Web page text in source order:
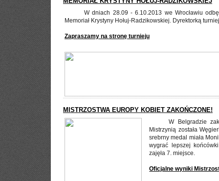
W dniach 28.09 - 6.10.2013 we Wrocławiu
Memoriał Krystyny Hołuj-Radzikowskiej. Dyrektorką
Zapraszamy na stronę turnieju
MISTRZOSTWA EUROPY KOBIET ZAKOŃCZONE!
W Belgradzie
Mistrzynią została
srebrny medal miała
wygrać lepszej
zajęła 7. miejsce.
Oficjalne wyniki